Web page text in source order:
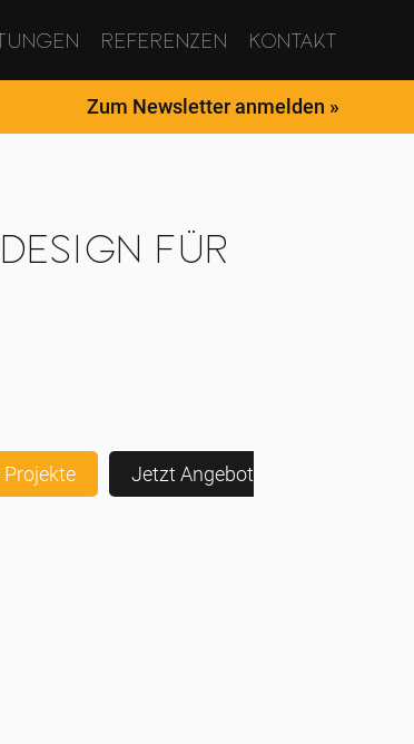
Referenzen Kontakt
Zum Newsletter anmelden »
für
Jetzt Angebot